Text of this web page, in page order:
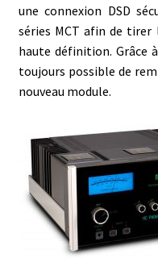
une connexion DSD
séries MCT afin de tirer
haute définition. Grâce
toujours possible de
nouveau module.